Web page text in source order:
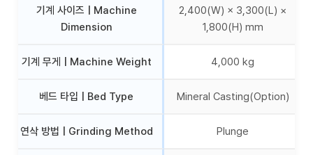
기계 사이즈 | Machine
Dimension
2,400(W) × 3,300(L) ×
1,800(H) mm
기계 무게 | Machine Weight 4,000 kg
베드 타입 | Bed Type Mineral Casting(Option)
연삭 방법 | Grinding Method Plunge